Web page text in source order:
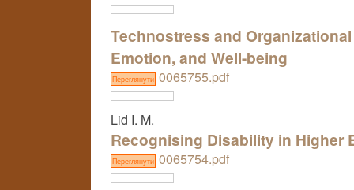
Technostress and
Emotion, and Well-being
Переглянути 0065755.pdf
Lid I. M.
Recognising Disability in Higher
Переглянути 0065754.pdf